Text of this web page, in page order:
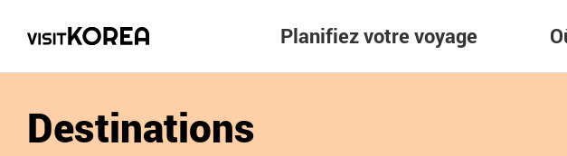
Planifiez votre voyage
Destinations